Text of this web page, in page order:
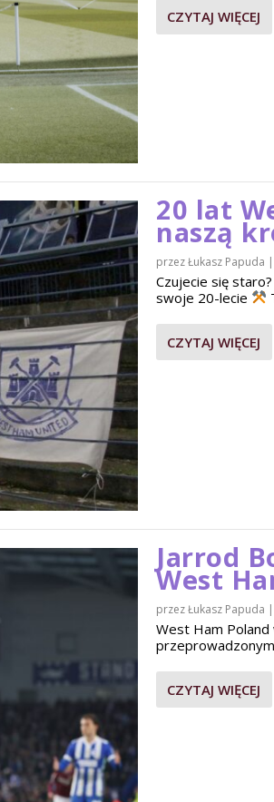
CZYTAJ WIĘCEJ
20 lat
naszą
przezŁukasz Papuda |
Czujecie się
swoje 20-lecie
CZYTAJ WIĘCEJ
Jarrod
West
przezŁukasz Papuda |
West Ham Poland
CZYTAJ WIĘCEJ